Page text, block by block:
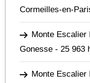
Cormeilles-en-
Monte Escalier
Gonesse - 25 963
Monte Escalier